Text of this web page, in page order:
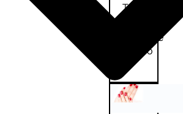
Terre
abbronzanti
Fissatore
trucco